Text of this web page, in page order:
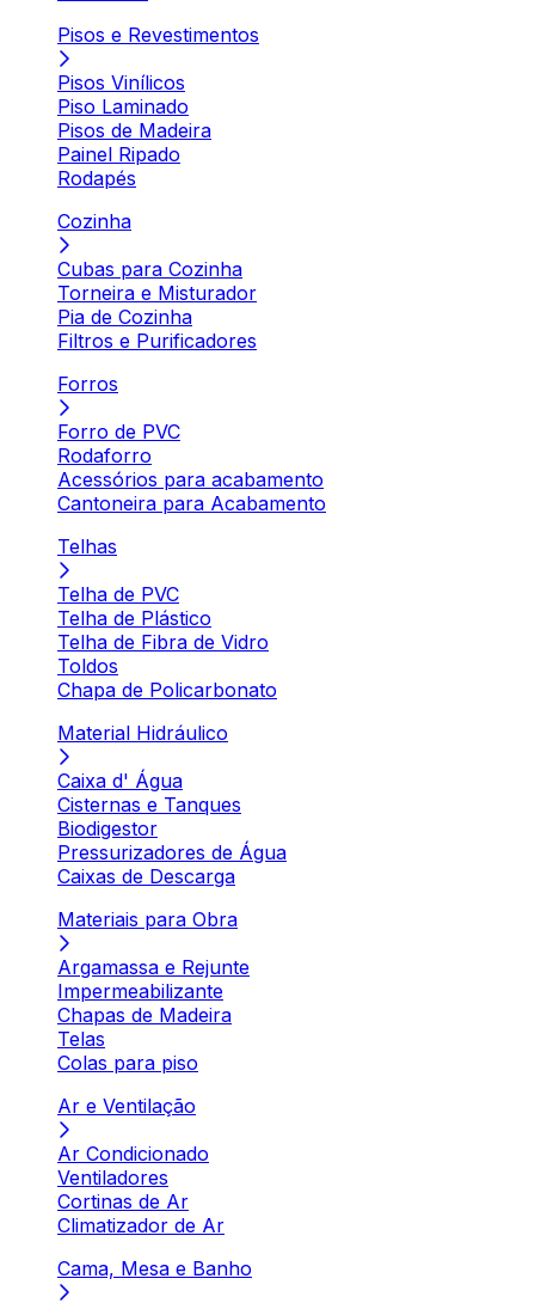
Pisos e Revestimentos
Pisos Vinílicos
Piso Laminado
Pisos de Madeira
Painel Ripado
Rodapés
Cozinha
Cubas para Cozinha
Torneira e Misturador
Pia de Cozinha
Filtros e Purificadores
Forros
Forro de PVC
Rodaforro
Acessórios para acabamento
Cantoneira para Acabamento
Telhas
Telha de PVC
Telha de Plástico
Telha de Fibra de Vidro
Toldos
Chapa de Policarbonato
Material Hidráulico
Caixa d' Água
Cisternas e Tanques
Biodigestor
Pressurizadores de Água
Caixas de Descarga
Materiais para Obra
Argamassa e Rejunte
Impermeabilizante
Chapas de Madeira
Telas
Colas para piso
Ar e Ventilação
Ar Condicionado
Ventiladores
Cortinas de Ar
Climatizador de Ar
Cama, Mesa e Banho